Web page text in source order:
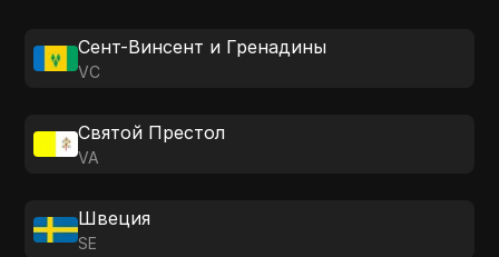
Сент-Винсент и Гренадины
VC
Святой Престол
VA
Швеция
SE